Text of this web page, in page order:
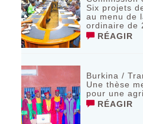
Six projets
au menu de
ordinaire de
RÉAGIR
Burkina /
Une thèse
pour une
RÉAGIR